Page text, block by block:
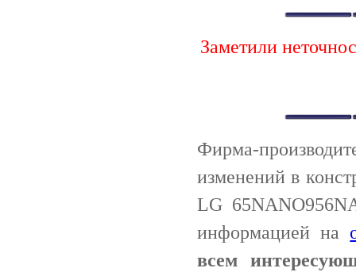
Заметили
Фирма-
изменений в
LG
информацией на
всем